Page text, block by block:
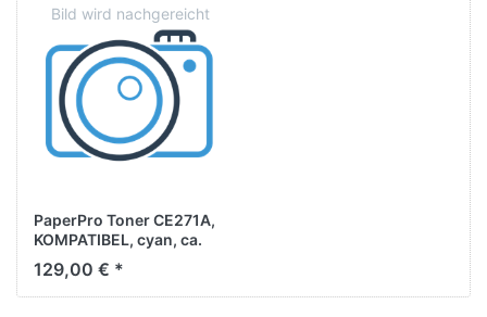
PaperPro Toner CE271A,
KOMPATIBEL, cyan, ca.
15.000 Seiten
129,00 € *